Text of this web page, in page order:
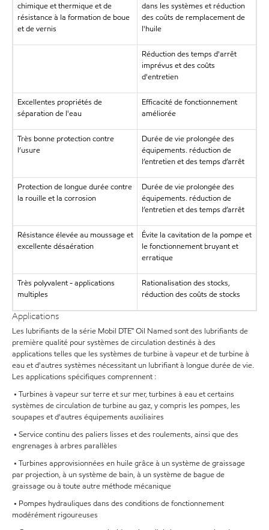
chimique et thermique et de
résistance à la formation de boue
et de vernis
dans les systèmes et réduction
des coûts de remplacement de
l'huile
Réduction des temps d'arrêt
imprévus et des coûts
d'entretien
Excellentes propriétés de
séparation de l'eau
Efficacité de fonctionnement
améliorée
Très bonne protection contre
l’usure
Durée de vie prolongée des
équipements. réduction de
l’entretien et des temps d’arrêt
Protection de longue durée contre
la rouille et la corrosion
Durée de vie prolongée des
équipements. réduction de
l’entretien et des temps d’arrêt
Résistance élevée au moussage et
excellente désaération
Évite la cavitation de la pompe et
le fonctionnement bruyant et
erratique
Très polyvalent - applications
multiples
Rationalisation des stocks,
réduction des coûts de stocks
Applications
Les lubrifiants de la série Mobil DTE™ Oil Named sont des lubrifiants de
première qualité pour systèmes de circulation destinés à des
applications telles que les systèmes de turbine à vapeur et de turbine à
eau et d'autres systèmes nécessitant un lubrifiant à longue durée de vie.
Les applications spécifiques comprennent :
• Turbines à vapeur sur terre et sur mer, turbines à eau et certains
systèmes de circulation de turbine au gaz, y compris les pompes, les
soupapes et d'autres équipements auxiliaires
• Service continu des paliers lisses et des roulements, ainsi que des
engrenages à arbres parallèles
• Turbines approvisionnées en huile grâce à un système de graissage
par projection, à un système de bain, à un système de bague de
graissage ou à toute autre méthode mécanique
• Pompes hydrauliques dans des conditions de fonctionnement
modérément rigoureuses